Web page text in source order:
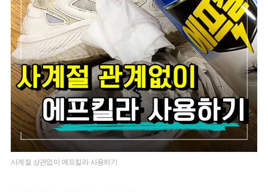
사계절 상관없이 에프킬라 사용하기